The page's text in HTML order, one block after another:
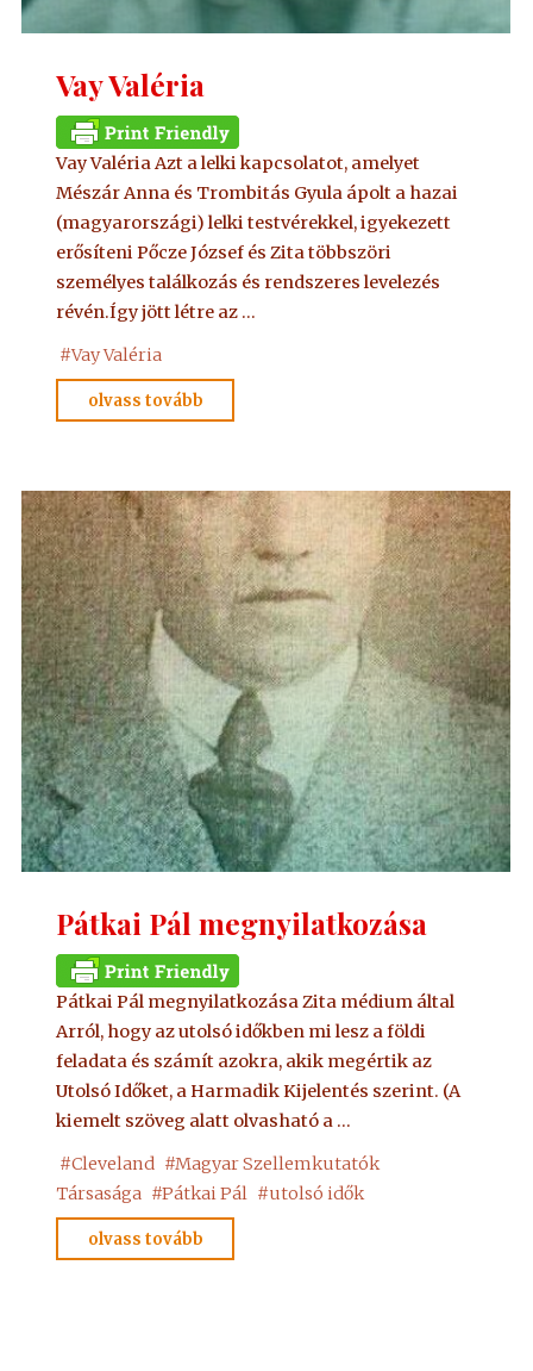
Vay Valéria
Vay Valéria Azt a lelki kapcsolatot, amelyet
Mészár Anna és Trombitás Gyula ápolt a hazai
(magyarországi) lelki testvérekkel, igyekezett
erősíteni Pőcze József és Zita többszöri
személyes találkozás és rendszeres levelezés
révén.Így jött létre az …
#Vay Valéria
olvass tovább
Valéria"
Pátkai Pál megnyilatkozása
Pátkai Pál megnyilatkozása Zita médium által
Arról, hogy az utolsó időkben mi lesz a földi
feladata és számít azokra, akik megértik az
Utolsó Időket, a Harmadik Kijelentés szerint. (A
kiemelt szöveg alatt olvasható a …
#Cleveland #Magyar Szellemkutatók
Társasága #Pátkai Pál #utolsó idők
olvass tovább
Pál